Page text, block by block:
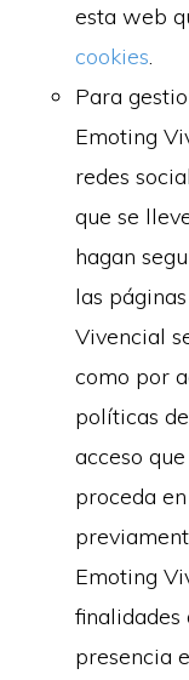
esta web
cookies
Para
Emoting
redes
que se
hagan
las
Vivencial
como por
políticas
acceso
proceda
Emoting
presencia